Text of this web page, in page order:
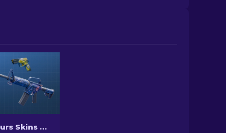
Les Meilleurs Skins Bon Marché dans CS2 [2026]